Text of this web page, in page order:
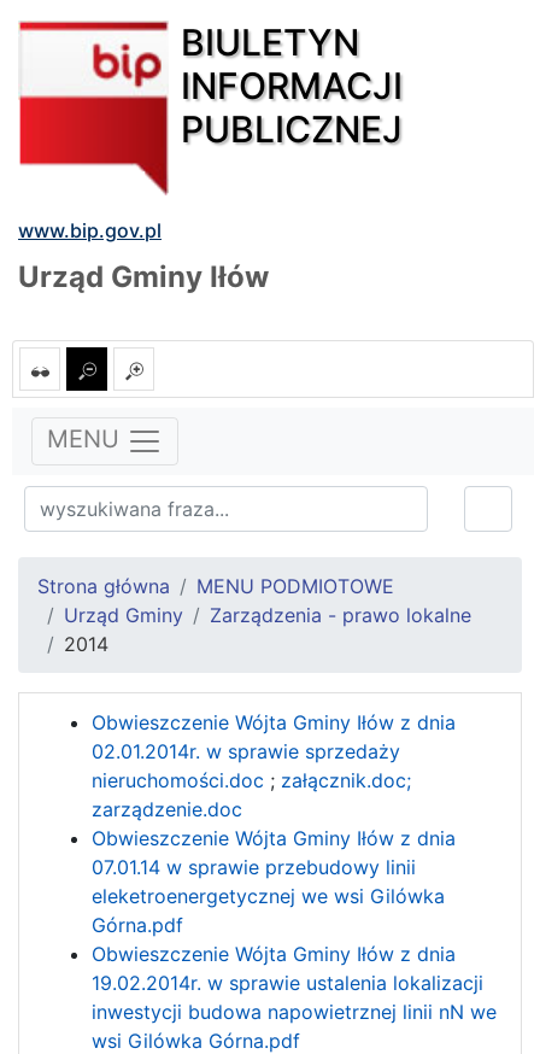
BIULETYN
INFORMACJI
PUBLICZNEJ
www.bip.gov.pl
Urząd Gminy Iłów
MENU
Strona główna
MENU PODMIOTOWE
Urząd Gminy
Zarządzenia - prawo lokalne
2014
Obwieszczenie Wójta Gminy Iłów z dnia
02.01.2014r. w sprawie sprzedaży
nieruchomości.doc ; załącznik.doc;
zarządzenie.doc
Obwieszczenie Wójta Gminy Iłów z dnia
07.01.14 w sprawie przebudowy linii
eleketroenergetycznej we wsi Gilówka
Górna.pdf
Obwieszczenie Wójta Gminy Iłów z dnia
19.02.2014r. w sprawie ustalenia lokalizacji
inwestycji budowa napowietrznej linii nN we
wsi Gilówka Górna.pdf